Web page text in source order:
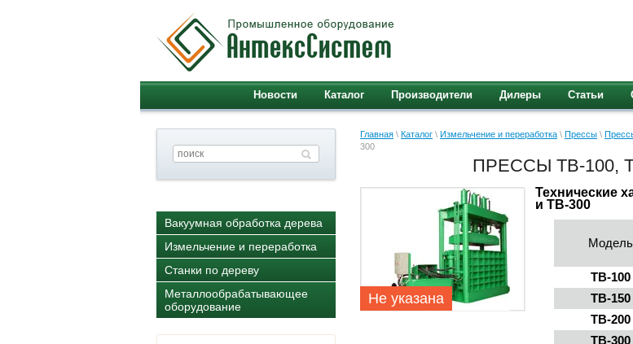
Новости Каталог Производители Дилеры Статьи
Вакуумная обработка дерева
Измельчение и переработка
Станки по дереву
Металлообрабатывающее
оборудование
Главная \ Каталог \ Измельчение и переработка \ Прессы \
300
ПРЕССЫ ТB-100,
Не указана
Технические
и TB-300
Модель
ТB-100
ТB-150
ТB-200
ТB-300